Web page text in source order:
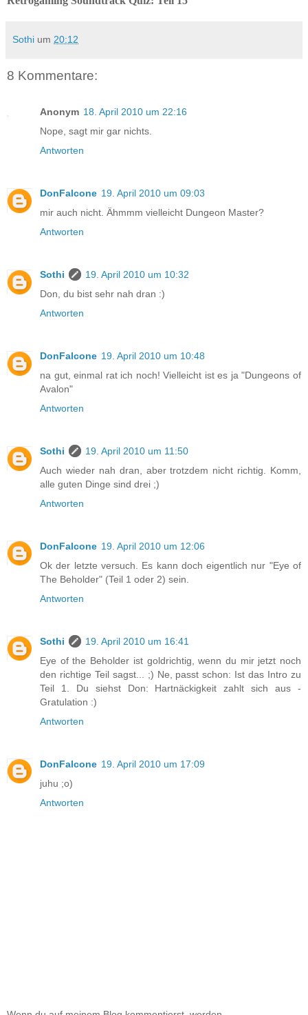
Sothi um 20:12
8 Kommentare:
Anonym 18. April 2010 um 22:16
Nope, sagt mir gar nichts.
Antworten
DonFalcone 19. April 2010 um 09:03
mir auch nicht. Ähmmm vielleicht Dungeon Master?
Antworten
Sothi
19. April 2010 um 10:32
Don, du bist sehr nah dran :)
Antworten
DonFalcone 19. April 2010 um 10:48
na gut, einmal rat ich noch! Vielleicht ist es ja "Dungeons of
Avalon"
Antworten
Sothi
19. April 2010 um 11:50
Auch wieder nah dran, aber trotzdem nicht richtig. Komm,
alle guten Dinge sind drei ;)
Antworten
DonFalcone 19. April 2010 um 12:06
Ok der letzte versuch. Es kann doch eigentlich nur "Eye of
The Beholder" (Teil 1 oder 2) sein.
Antworten
Sothi
19. April 2010 um 16:41
Eye of the Beholder ist goldrichtig, wenn du mir jetzt noch
den richtige Teil sagst... ;) Ne, passt schon: Ist das Intro zu
Teil 1. Du siehst Don: Hartnäckigkeit zahlt sich aus -
Gratulation :)
Antworten
DonFalcone 19. April 2010 um 17:09
juhu ;o)
Antworten